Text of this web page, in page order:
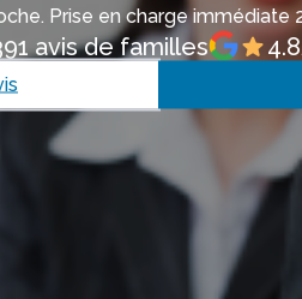
Prise en charge
avis de familles